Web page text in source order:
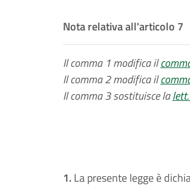
Nota relativa all'articolo 7
Il comma 1 modifica il
Il comma 2 modifica il
Il comma 3 sostituisce la
1.La presente legge è